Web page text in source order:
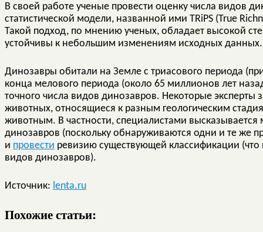
В своей работе ученые провести оценку числа видов
статистической модели, названной ими TRiPS (True
Такой подход, по мнению ученых, обладает высокой
устойчивы к небольшим изменениям исходных данных.
Динозавры обитали на Земле с триасового периода
конца мелового периода (около 65 миллионов лет
точного числа видов динозавров. Некоторые
животных, относящиеся к разным геологическим
животным. В частности, специалистами
динозавров (поскольку обнаруживаются одни и те же
и провести ревизию существующей классификации
видов динозавров).
Источник: lenta.ru
Похожие статьи: